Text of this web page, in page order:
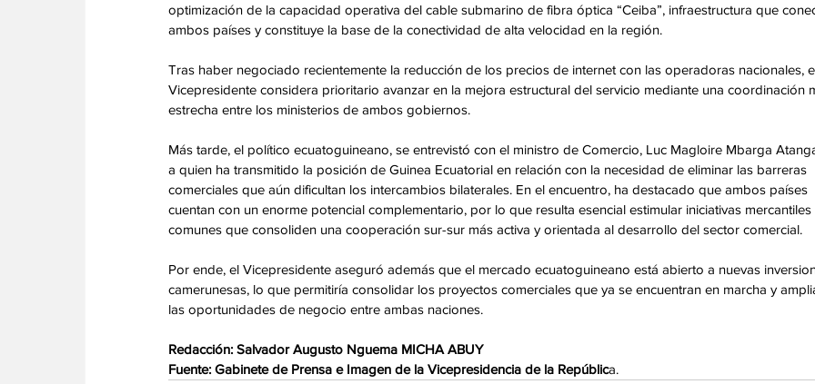
optimización de la capacidad operativa del cable submarino de fibra óptica “Ceiba”, infraestructura que
ambos países y constituye la base de la conectividad de alta velocidad en la región.
Tras haber negociado recientemente la reducción de los precios de internet con las operadoras nacionales,
Vicepresidente considera prioritario avanzar en la mejora estructural del servicio mediante una coordinación
estrecha entre los ministerios de ambos gobiernos.
Más tarde, el político ecuatoguineano, se entrevistó con el ministro de Comercio, Luc Magloire Mbarga
a quien ha transmitido la posición de Guinea Ecuatorial en relación con la necesidad de eliminar las barreras
comerciales que aún dificultan los intercambios bilaterales. En el encuentro, ha destacado que ambos países
cuentan con un enorme potencial complementario, por lo que resulta esencial estimular iniciativas mercantiles
comunes que consoliden una cooperación sur-sur más activa y orientada al desarrollo del sector comercial.
Por ende, el Vicepresidente aseguró además que el mercado ecuatoguineano está abierto a nuevas
camerunesas, lo que permitiría consolidar los proyectos comerciales que ya se encuentran en marcha y
las oportunidades de negocio entre ambas naciones.
Redacción: Salvador Augusto Nguema MICHA ABUY
Fuente: Gabinete de Prensa e Imagen de la Vicepresidencia de la República.